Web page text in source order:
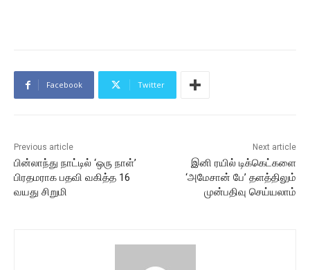
Facebook Twitter
Previous article
பின்லாந்து நாட்டில் ‘ஒரு நாள்’
பிரதமராக பதவி வகித்த 16
வயது சிறுமி
Next article
இனி ரயில் டிக்கெட்களை
‘அமேசான் பே’ தளத்திலும்
முன்பதிவு செய்யலாம்